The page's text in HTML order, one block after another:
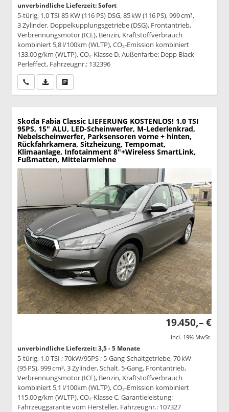
unverbindliche Lieferzeit: Sofort
5-türig, 1,0 TSI 85 KW (116 PS) DSG, 85 kW (116 PS), 999 cm³,
3 Zylinder, Doppelkupplungsgetriebe (DSG), Frontantrieb,
Verbrennungsmotor (ICE), Benzin, Kraftstoffverbrauch
kombiniert 5,8 l/100km (WLTP), CO₂-Emission kombiniert
133.00 g/km (WLTP), CO₂-Klasse D, Außenfarbe: Depp Black
Perleffect, Fahrzeugnr.: 132396
Wir rufen Sie anPDF-Datei, Fahrzeugexposé drucken
Skoda Fabia Classic LIEFERUNG KOSTENLOS! 1.0 TSI
95PS, 15" ALU, LED-Scheinwerfer, M-Lederlenkrad,
Nebelscheinwerfer, Parksensoren vorne + hinten,
Rückfahrkamera, Sitzheizung, Tempomat,
Klimaanlage, Infotainment 8"+Wireless SmartLink,
Fußmatten, Mittelarmlehne
19.450,– €
incl. 19% MwSt.
unverbindliche Lieferzeit: 3,5 - 5 Monate
5-türig, 1.0 TSI ; 70kW/95PS ; 5-Gang-Schaltgetriebe, 70 kW
(95 PS), 999 cm³, 3 Zylinder, Schalt. 5-Gang, Frontantrieb,
Verbrennungsmotor (ICE), Benzin, Kraftstoffverbrauch
kombiniert 5,1 l/100km (WLTP), CO₂-Emission kombiniert
115.00 g/km (WLTP), CO₂-Klasse C, Garantieleistung:
Fahrzeuggarantie vom Hersteller, Fahrzeugnr.: 107327